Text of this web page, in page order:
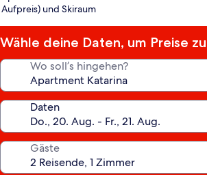
Unterkunft
Aufpreis) und Skiraum
Wähle deine Daten, um Preise
Wo soll’s hingehen?
Daten
Gäste